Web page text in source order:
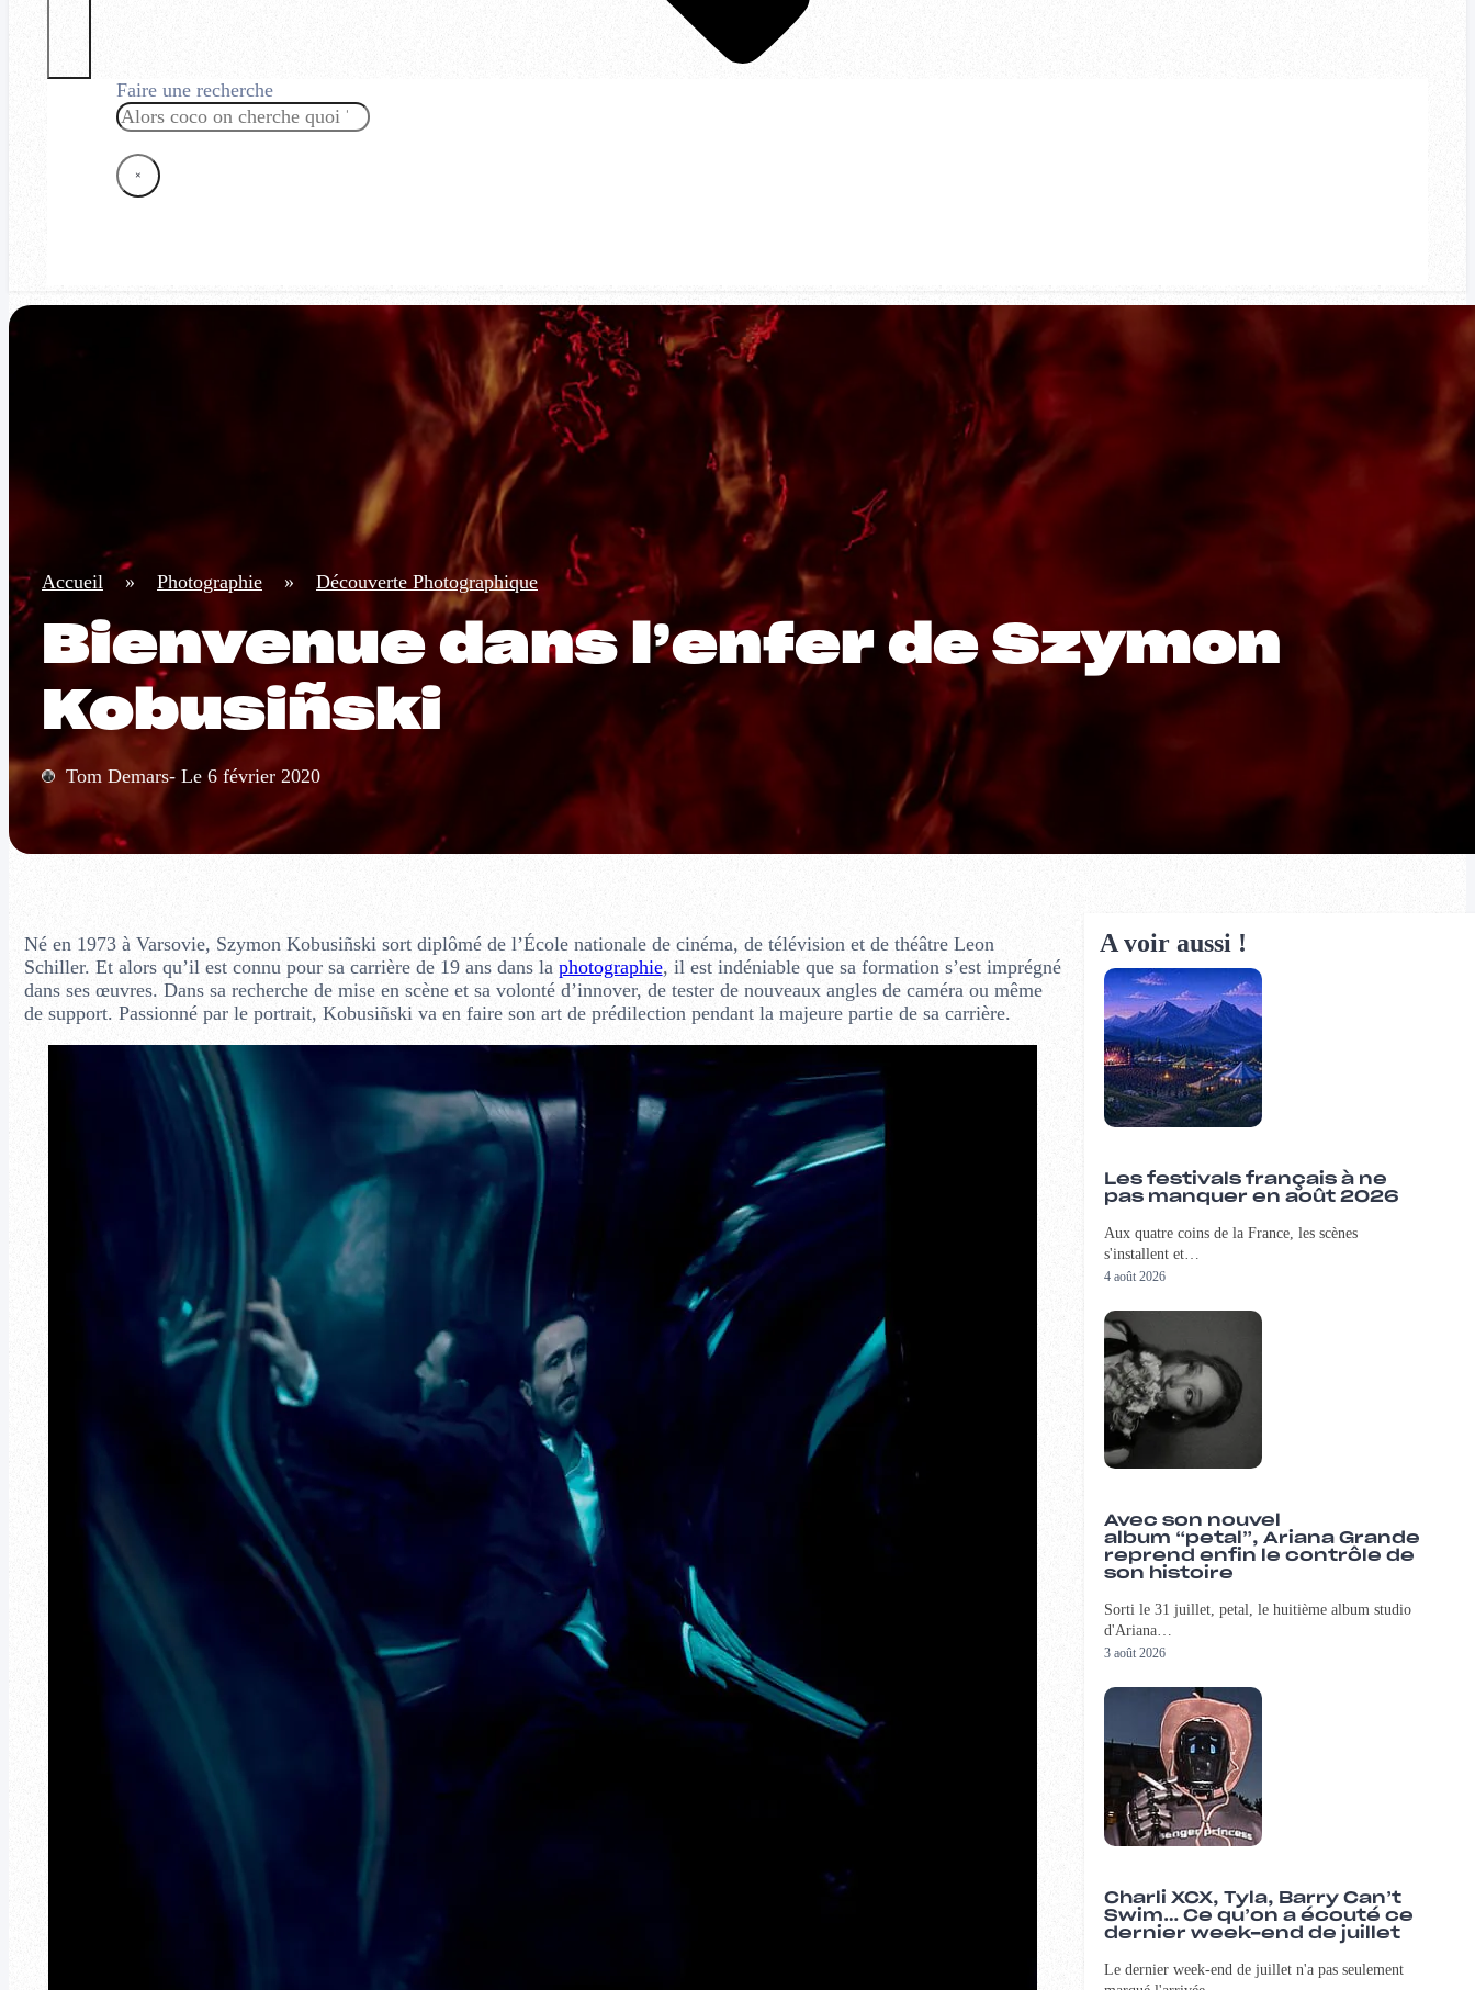
Faire une recherche
Rechercher
×
Accueil » Photographie » Découverte Photographique
Bienvenue dans l’enfer de Szymon
Kobusiñski
Tom Demars- Le 6 février 2020
Né en 1973 à Varsovie, Szymon Kobusiñski sort diplômé de l’École nationale de cinéma, de télévision et de théâtre Leon
Schiller. Et alors qu’il est connu pour sa carrière de 19 ans dans la photographie, il est indéniable que sa formation s’est imprégné
dans ses œuvres. Dans sa recherche de mise en scène et sa volonté d’innover, de tester de nouveaux angles de caméra ou même
de support. Passionné par le portrait, Kobusiñski va en faire son art de prédilection pendant la majeure partie de sa carrière.
A voir aussi !
Les festivals français à ne
pas manquer en août 2026
Aux quatre coins de la France, les scènes
s'installent et…
4 août 2026
Avec son nouvel
album “petal”, Ariana Grande
reprend enfin le contrôle de
son histoire
Sorti le 31 juillet, petal, le huitième album studio
d'Ariana…
3 août 2026
Charli XCX, Tyla, Barry Can’t
Swim… Ce qu’on a écouté ce
dernier week-end de juillet
Le dernier week-end de juillet n'a pas seulement